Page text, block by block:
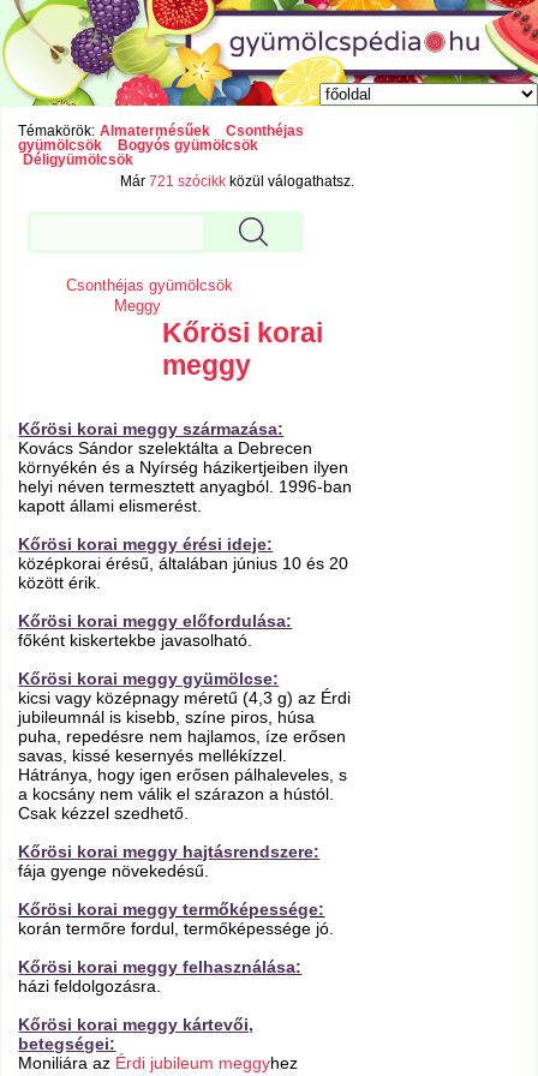
Témakörök: Almatermésűek
Csonthéjas
gyümölcsök
Bogyós gyümölcsök
Déligyümölcsök
Már721 szócikk közül válogathatsz.
Csonthéjas gyümölcsök
Meggy
Kőrösi korai
meggy
Kőrösi korai meggy származása:
Kovács Sándor szelektálta a Debrecen
környékén és a Nyírség házikertjeiben ilyen
helyi néven termesztett anyagból. 1996-ban
kapott állami elismerést.
Kőrösi korai meggy érési ideje:
középkorai érésű, általában június 10 és 20
között érik.
Kőrösi korai meggy előfordulása:
főként kiskertekbe javasolható.
Kőrösi korai meggy gyümölcse:
kicsi vagy középnagy méretű (4,3 g) az Érdi
jubileumnál is kisebb, színe piros, húsa
puha, repedésre nem hajlamos, íze erősen
savas, kissé kesernyés mellékízzel.
Hátránya, hogy igen erősen pálhaleveles, s
a kocsány nem válik el szárazon a hústól.
Csak kézzel szedhető.
Kőrösi korai meggy hajtásrendszere:
fája gyenge növekedésű.
Kőrösi korai meggy termőképessége:
korán termőre fordul, termőképessége jó.
Kőrösi korai meggy felhasználása:
házi feldolgozásra.
Kőrösi korai meggy kártevői,
betegségei:
Moniliára az Érdi jubileum meggyhez